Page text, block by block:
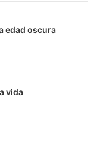
edad oscura
vida